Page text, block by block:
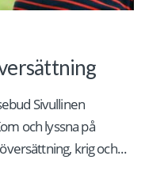
Sivullinen
och lyssna på
krig och...